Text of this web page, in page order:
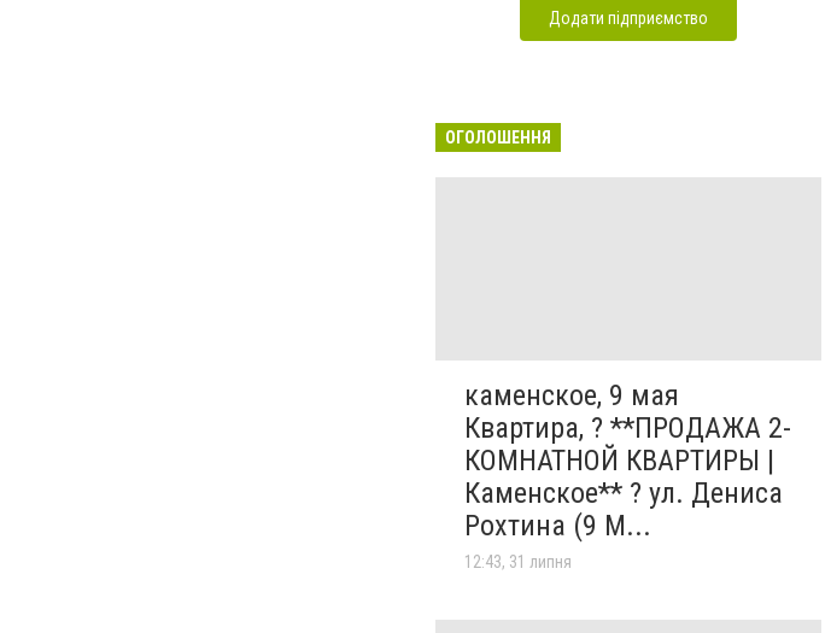
Додати підприємство
ОГОЛОШЕННЯ
каменское, 9 мая
Квартира, ? **ПРОДАЖА 2-
КОМНАТНОЙ КВАРТИРЫ |
Каменское** ? ул. Дениса
Рохтина (9 М...
12:43, 31 липня